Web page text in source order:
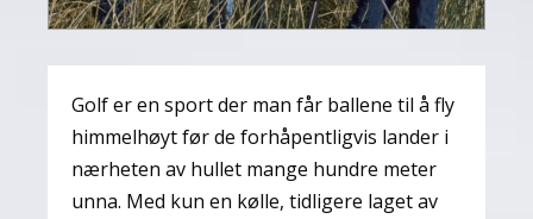
Golf er en sport der man får ballene til å fly
himmelhøyt før de forhåpentligvis lander i
nærheten av hullet mange hundre meter
unna. Med kun en kølle, tidligere laget av